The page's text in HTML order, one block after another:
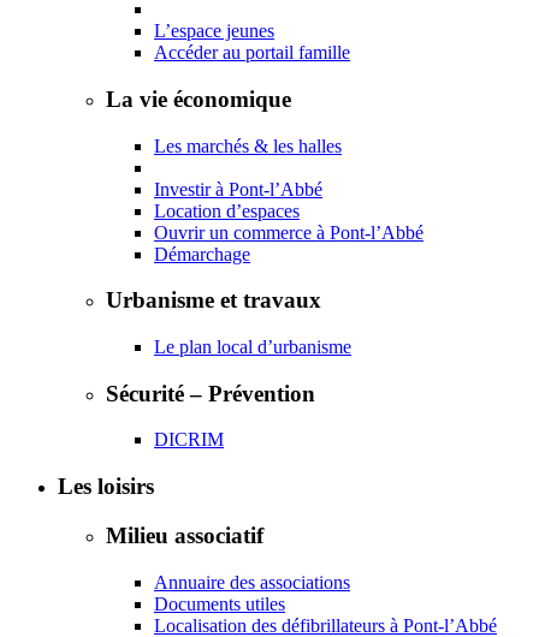
L’espace jeunes
Accéder au portail famille
La vie économique
Les marchés & les halles
Investir à Pont-l’Abbé
Location d’espaces
Ouvrir un commerce à Pont-l’Abbé
Démarchage
Urbanisme et travaux
Le plan local d’urbanisme
Sécurité – Prévention
DICRIM
Les loisirs
Milieu associatif
Annuaire des associations
Documents utiles
Localisation des défibrillateurs à Pont-l’Abbé